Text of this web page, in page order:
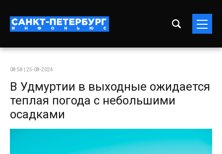
08:58 | 25-08-2024
В Удмуртии в выходные ожидается
теплая погода с небольшими
осадками